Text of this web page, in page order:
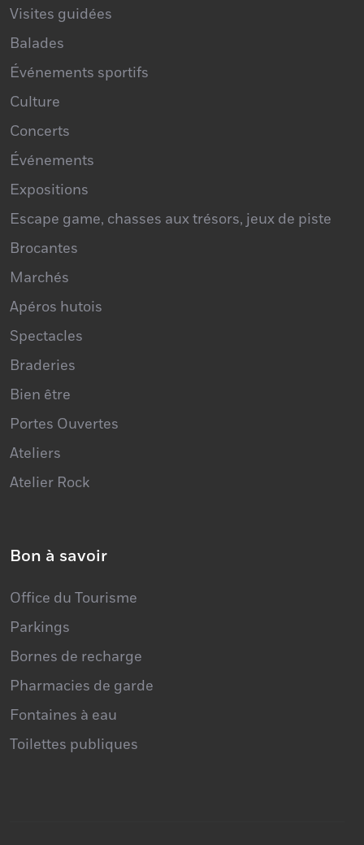
Visites guidées
Balades
Événements sportifs
Culture
Concerts
Événements
Expositions
Escape game, chasses aux trésors, jeux de piste
Brocantes
Marchés
Apéros hutois
Spectacles
Braderies
Bien être
Portes Ouvertes
Ateliers
Atelier Rock
Bon à savoir
Office du Tourisme
Parkings
Bornes de recharge
Pharmacies de garde
Fontaines à eau
Toilettes publiques